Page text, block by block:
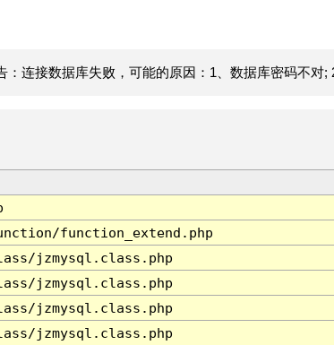
：连接数据库失败，可能的原因：1、数据库密码不对;
function_extend.php
jzmysql.class.php
jzmysql.class.php
jzmysql.class.php
jzmysql.class.php